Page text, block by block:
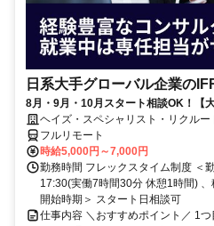
日系大手グローバル企業の
8月・9月・10月スタート相談OK！【
イン／週1～2日勤務】IFRSアドバイザ
ヘイズ・スペシャリスト・リクル
フルリモート
時給5,000円～7,000円
勤務時間 フレックスタイム制度 ＜
17:30(実働7時間30分 休憩1時間)
開始時期＞ スタート日相談可
仕事内容 ＼おすすめポイント／ 1